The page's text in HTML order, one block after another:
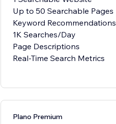
Up to 50 Searchable Pages
Keyword Recommendations
1K Searches/Day
Page Descriptions
Real-Time Search Metrics
Plano Premium